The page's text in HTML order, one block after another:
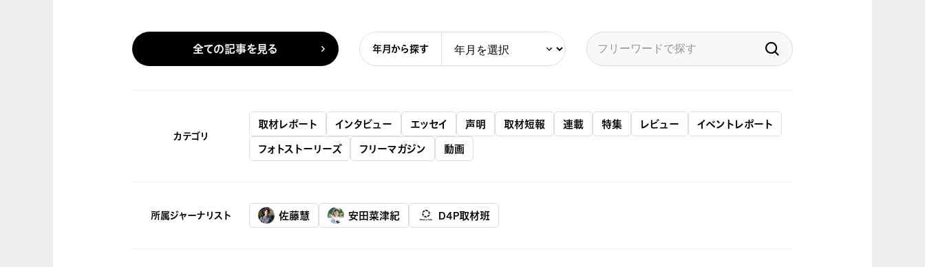
全ての記事を見る 年月から探す
カテゴリ
取材レポート インタビュー エッセイ 声明 取材短報 連載 特集 レビュー
イベントレポート
フォトストーリーズ
フリーマガジン 動画
所属ジャーナリスト 佐藤慧 安田菜津紀 D4P取材班